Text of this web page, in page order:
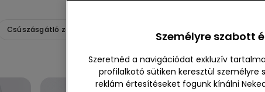
Csúszásgátló zokni és papucs Személyre szabott
Szeretnéd a navigációdat exkluzív
profilalkotó sütiken keresztül
reklám értesítéseket fogunk kínálni